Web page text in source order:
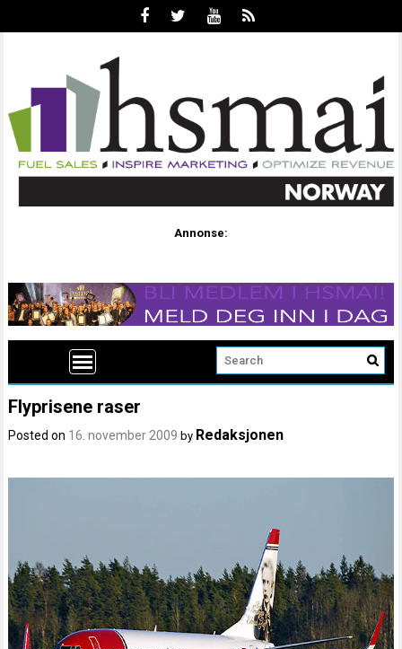
Annonse:
Flyprisene raser
Posted on 16. november 2009 by Redaksjonen